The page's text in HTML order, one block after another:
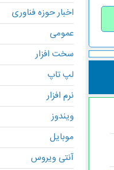
اخبار حوزه فناوری
عمومی
سخت افزار
لپ تاپ
نرم افزار
ویندوز
موبایل
آنتی ویروس